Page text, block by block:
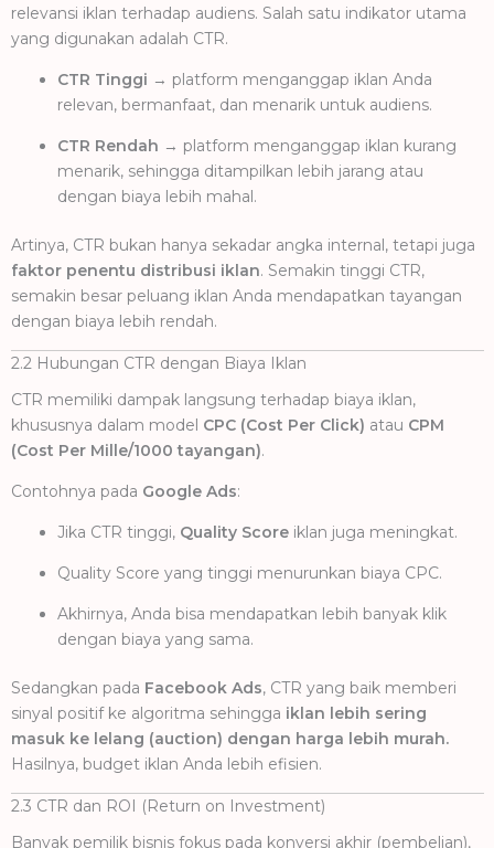
relevansi iklan terhadap audiens. Salah satu indikator utama
yang digunakan adalah CTR.
CTR Tinggi → platform menganggap iklan Anda
relevan, bermanfaat, dan menarik untuk audiens.
CTR Rendah → platform menganggap iklan kurang
menarik, sehingga ditampilkan lebih jarang atau
dengan biaya lebih mahal.
Artinya, CTR bukan hanya sekadar angka internal, tetapi juga
faktor penentu distribusi iklan. Semakin tinggi CTR,
semakin besar peluang iklan Anda mendapatkan tayangan
dengan biaya lebih rendah.
2.2 Hubungan CTR dengan Biaya Iklan
CTR memiliki dampak langsung terhadap biaya iklan,
khususnya dalam model CPC (Cost Per Click) atau CPM
(Cost Per Mille/1000 tayangan).
Contohnya pada Google Ads:
Jika CTR tinggi, Quality Score iklan juga meningkat.
Quality Score yang tinggi menurunkan biaya CPC.
Akhirnya, Anda bisa mendapatkan lebih banyak klik
dengan biaya yang sama.
Sedangkan pada Facebook Ads, CTR yang baik memberi
sinyal positif ke algoritma sehingga iklan lebih sering
masuk ke lelang (auction) dengan harga lebih murah.
Hasilnya, budget iklan Anda lebih efisien.
2.3 CTR dan ROI (Return on Investment)
Banyak pemilik bisnis fokus pada konversi akhir (pembelian),